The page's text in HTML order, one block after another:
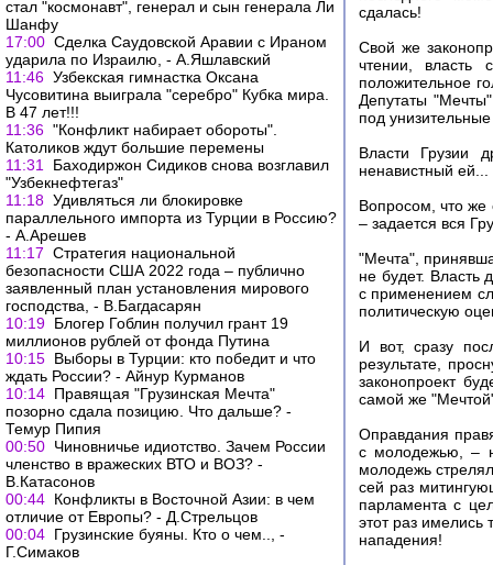
стал "космонавт", генерал и сын генерала Ли
Шанфу
17:00 Сделка Саудовской Аравии с Ираном
ударила по Израилю, - А.Яшлавский
11:46 Узбекская гимнастка Оксана
Чусовитина выиграла "серебро" Кубка мира.
В 47 лет!!!
11:36 "Конфликт набирает обороты".
Католиков ждут большие перемены
11:31
Баходиржон Сидиков снова возглавил
"Узбекнефтегаз"
11:18 Удивляться ли блокировке
параллельного импорта из Турции в Россию?
- А.Арешев
11:17 Стратегия национальной
безопасности США 2022 года – публично
заявленный план установления мирового
господства, - В.Багдасарян
10:19 Блогер Гоблин получил грант 19
миллионов рублей от фонда Путина
10:15 Выборы в Турции: кто победит и что
ждать России? - Айнур Курманов
10:14 Правящая "Грузинская Мечта"
позорно сдала позицию. Что дальше? -
Темур Пипия
00:50 Чиновничье идиотство. Зачем России
членство в вражеских ВТО и ВОЗ? -
В.Катасонов
00:44 Конфликты в Восточной Азии: в чем
отличие от Европы? - Д.Стрельцов
00:04 Грузинские буяны. Кто о чем.., -
Г.Симаков
сдалась!
Свой же
чтении, власть
положительное
Депутаты
под
Власти Грузии
ненавистный ей...
Вопросом, что же
– задается вся
"Мечта",
не будет. Власть
с применением
политическую
И вот, сразу
результате,
законопроект
самой же
Оправдания
с молодежью, –
молодежь
сей раз
парламента с
этот раз имелись
нападения!